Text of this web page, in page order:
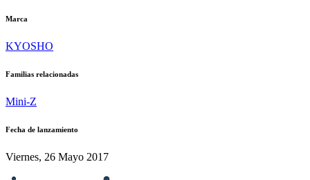
Marca
KYOSHO
Familias relacionadas
Mini-Z
Fecha de lanzamiento
Viernes, 26 Mayo 2017